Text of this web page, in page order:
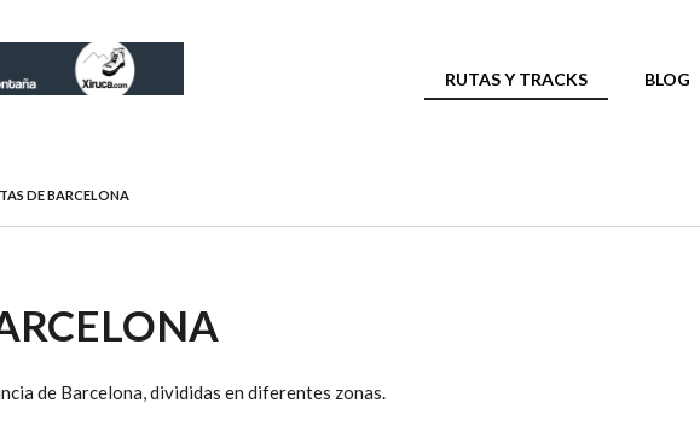
MENÚ PRINCIPALRUTAS Y TRACKS BLOG
DE BARCELONA
de Barcelona, divididas en diferentes zonas.